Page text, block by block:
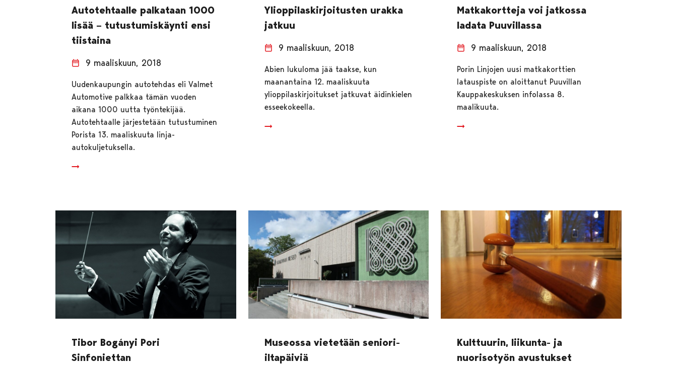
Autotehtaalle palkataan 1000
lisää – tutustumiskäynti ensi
tiistaina
9 maaliskuun, 2018
Uudenkaupungin autotehdas eli Valmet
Automotive palkkaa tämän vuoden
aikana 1000 uutta työntekijää.
Autotehtaalle järjestetään tutustuminen
Porista 13. maaliskuuta linja-
autokuljetuksella.
Ylioppilaskirjoitusten urakka
jatkuu
9 maaliskuun, 2018
Abien lukuloma jää taakse, kun
maanantaina 12. maaliskuuta
ylioppilaskirjoitukset jatkuvat äidinkielen
esseekokeella.
Matkakortteja voi jatkossa
ladata Puuvillassa
9 maaliskuun, 2018
Porin Linjojen uusi matkakorttien
latauspiste on aloittanut Puuvillan
Kauppakeskuksen infolassa 8.
maalikuuta.
Tibor Bogányi Pori
Sinfoniettan
Museossa vietetään seniori-
iltapäiviä
Kulttuurin, liikunta- ja
nuorisotyön avustukset